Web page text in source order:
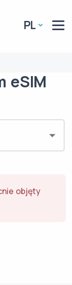
PL
eSIM
objęty